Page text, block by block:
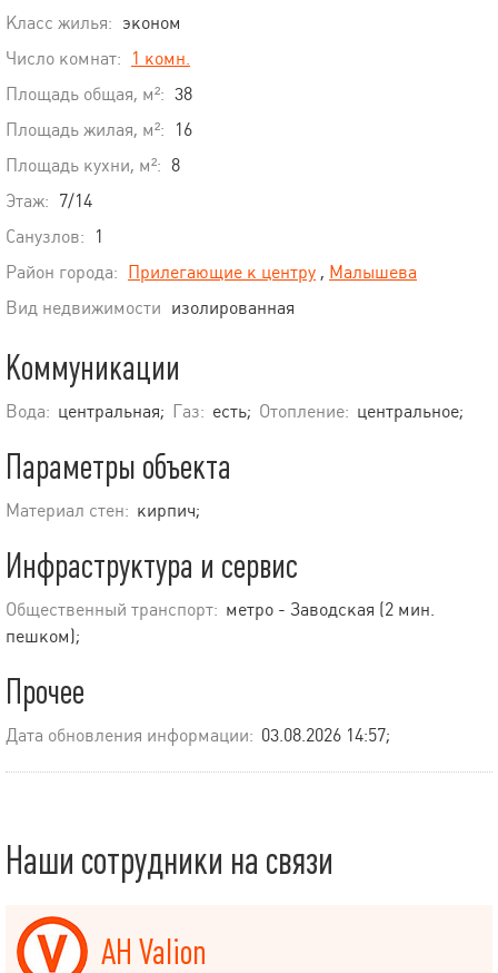
Класс жилья: эконом
Число комнат:
1 комн.
Площадь общая, м²: 38
Площадь жилая, м²:
16
Площадь кухни, м²: 8
Этаж: 7/14
Санузлов:
1
Район города: Прилегающие к центру , Малышева
Вид недвижимости изолированная
Коммуникации
Вода: центральная; Газ: есть; Отопление: центральное;
Параметры объекта
Материал стен: кирпич;
Инфраструктура и сервис
Общественный транспорт: метро - Заводская (2 мин.
пешком);
Прочее
Дата обновления информации: 03.08.2026 14:57;
Наши сотрудники на связи
АН Valion